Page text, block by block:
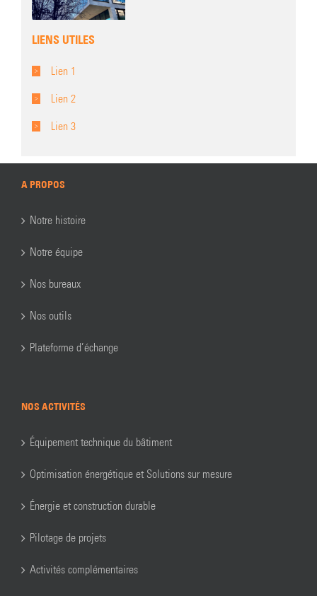
LIENS UTILES
Lien 1
Lien 2
Lien 3
A PROPOS
Notre histoire
Notre équipe
Nos bureaux
Nos outils
Plateforme d’échange
NOS ACTIVITÉS
Équipement technique du bâtiment
Optimisation énergétique et Solutions sur mesure
Énergie et construction durable
Pilotage de projets
Activités complémentaires